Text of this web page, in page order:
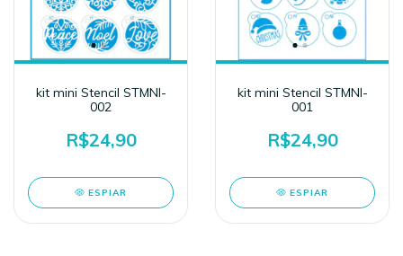
kit mini Stencil STMNI-
002
R$24,90
ESPIAR
kit mini Stencil STMNI-
001
R$24,90
ESPIAR